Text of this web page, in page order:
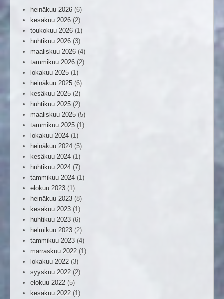
heinäkuu 2026 (6)
kesäkuu 2026 (2)
toukokuu 2026 (1)
huhtikuu 2026 (3)
maaliskuu 2026 (4)
tammikuu 2026 (2)
lokakuu 2025 (1)
heinäkuu 2025 (6)
kesäkuu 2025 (2)
huhtikuu 2025 (2)
maaliskuu 2025 (5)
tammikuu 2025 (1)
lokakuu 2024 (1)
heinäkuu 2024 (5)
kesäkuu 2024 (1)
huhtikuu 2024 (7)
tammikuu 2024 (1)
elokuu 2023 (1)
heinäkuu 2023 (8)
kesäkuu 2023 (1)
huhtikuu 2023 (6)
helmikuu 2023 (2)
tammikuu 2023 (4)
marraskuu 2022 (1)
lokakuu 2022 (3)
syyskuu 2022 (2)
elokuu 2022 (5)
kesäkuu 2022 (1)